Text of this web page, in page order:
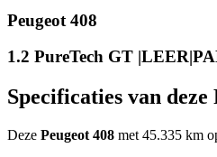
Peugeot 408
1.2 PureTech GT
Specificaties van deze
Deze Peugeot 408 met 45.335 km